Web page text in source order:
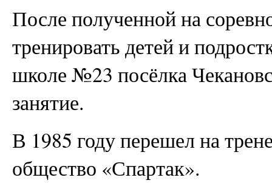
После полученной на
тренировать детей и
школе №23 посёлка
занятие.
В 1985 году перешел на
общество «Спартак».